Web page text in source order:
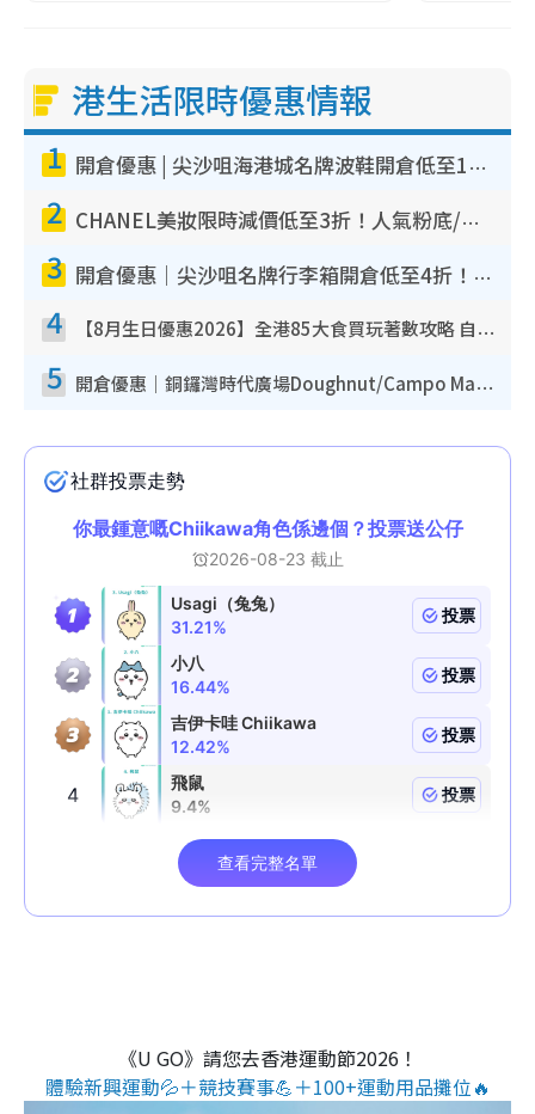
港生活限時優惠情報
1 開倉優惠 | 尖沙咀海港城名牌波鞋開倉低至1折！On鞋$899起／Joy&Peace鞋履$98起
2 CHANEL美妝限時減價低至3折！人氣粉底/唇膏/精華液低至$275！COCO香水都有平
3 開倉優惠｜尖沙咀名牌行李箱開倉低至4折！一連5日 American Tourister/ace./Hallmark $200起！
4 【8月生日優惠2026】全港85大食買玩著數攻略 自助餐/火鍋放題同行免費＋誠品/DONKI送現金券
5 開倉優惠｜銅鑼灣時代廣場Doughnut/Campo Marzio開倉低至1折！背囊、書包、手袋劈價$200起
《U GO》請您去香港運動節2026！
體驗新興運動💦＋競技賽事💪＋100+運動用品攤位🔥